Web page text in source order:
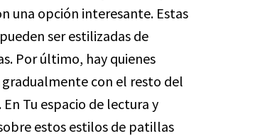
una opción interesante. Estas
ser estilizadas de
Por último, hay quienes
gradualmente con el resto del
Tu espacio de lectura y
estos estilos de patillas